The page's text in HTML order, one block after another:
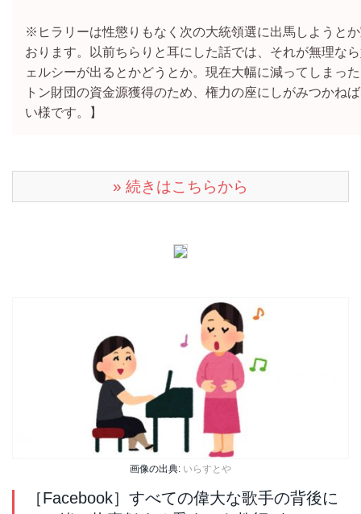
※ヒラリーは性懲りもなく次の大統領選に出馬しようと
おります。以前ちらりと耳にした話では、それが無理な
ェルシーが出るとかどうとか。現在大幅に減ってしまっ
トン財団の資金源獲得のため、権力の座にしがみつかね
い様です。】
» 続きはこちらから
画像の出典: いらすとや
［Facebook］すべての偉大な歌手の背後に